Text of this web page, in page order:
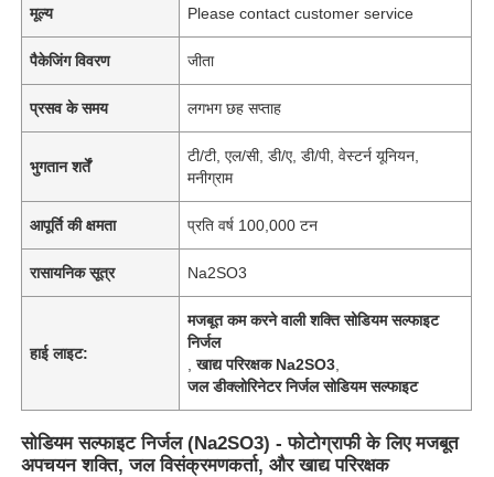
मूल्य Please contact customer service
पैकेजिंग विवरण जीता
प्रसव के समय लगभग छह सप्ताह
भुगतान शर्तें
टी/टी, एल/सी, डी/ए, डी/पी, वेस्टर्न यूनियन,
मनीग्राम
आपूर्ति की क्षमता प्रति वर्ष 100,000 टन
रासायनिक सूत्र Na2SO3
हाई लाइट:
मजबूत कम करने वाली शक्ति सोडियम सल्फाइट
निर्जल
,खाद्य परिरक्षक Na2SO3
जल डीक्लोरिनेटर निर्जल सोडियम सल्फाइट
सोडियम सल्फाइट निर्जल (Na2SO3) - फोटोग्राफी के लिए मजबूत
अपचयन शक्ति, जल विसंक्रमणकर्ता, और खाद्य परिरक्षक